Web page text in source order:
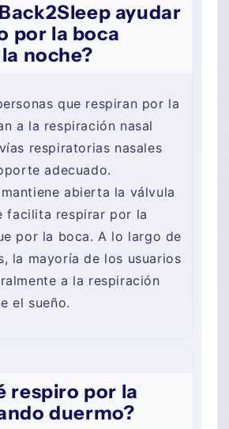
ayudar
por la boca
noche?
que respiran por la
a la respiración nasal
respiratorias nasales
adecuado.
abierta la válvula
facilita respirar por la
por la boca. A lo largo de
la mayoría de los usuarios
a la respiración
el sueño.
respiro por la
duermo?